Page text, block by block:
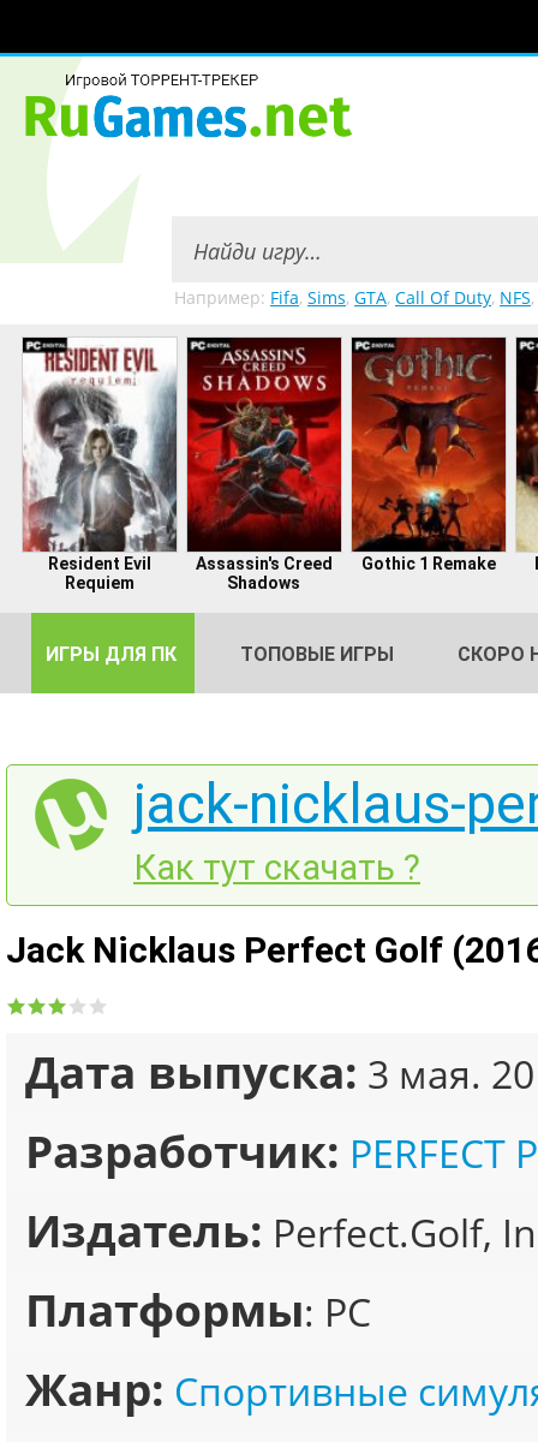
Например: Fifa, Sims, GTA, Call Of Duty, NFS,
Resident Evil
Requiem
Assassin's Creed
Shadows
Gothic 1 Remake
ИГРЫ ДЛЯ ПК ТОПОВЫЕ ИГРЫ СКОРО
jack-nicklaus-
Как тут скачать ?
Jack Nicklaus Perfect Golf
Дата выпуска: 3 мая.
Разработчик: PERFECT
Издатель: Perfect.Golf,
Платформы: PC
Жанр: Спортивные